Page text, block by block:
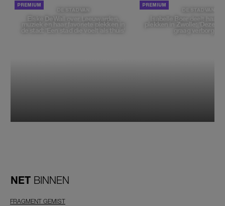
DE STAD VAN
Elske DeWall over Leeuwarden,
muziek en haar favoriete plekken in
de stad: 'Een stad die voelt als thuis'
DE STAD VAN
Isabelle Boer deelt haar
plekken in Zwolle: 'Deze
graag verborgen'
NET BINNEN
FRAGMENT GEMIST